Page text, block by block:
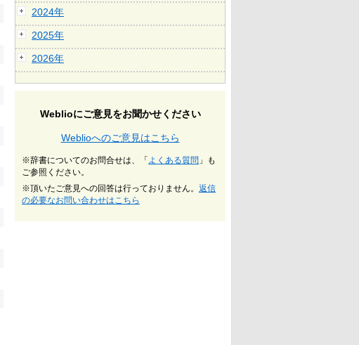
2024年
2025年
2026年
Weblioにご意見をお聞かせください
Weblioへのご意見はこちら
※辞書についてのお問合せは、「 よくある質問 」も
ご参照ください。
※頂いたご意見への回答は行っておりません。 返信
の必要なお問い合わせはこちら